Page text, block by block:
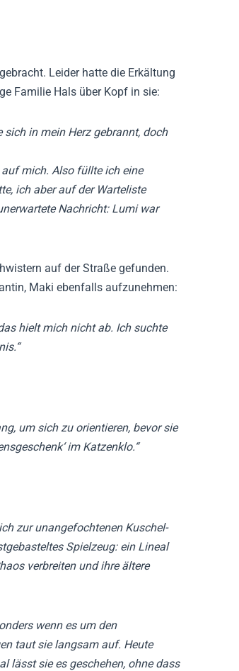
Leider hatte die Erkältung
Familie Hals über Kopf in sie:
in mein Herz gebrannt, doch
mich. Also füllte ich eine
ich aber auf der Warteliste
Nachricht: Lumi war
auf der Straße gefunden.
Maki ebenfalls aufzunehmen:
hielt mich nicht ab. Ich suchte
um sich zu orientieren, bevor sie
im Katzenklo.“
zur unangefochtenen Kuschel-
Spielzeug: ein Lineal
verbreiten und ihre ältere
wenn es um den
taut sie langsam auf. Heute
lässt sie es geschehen, ohne dass